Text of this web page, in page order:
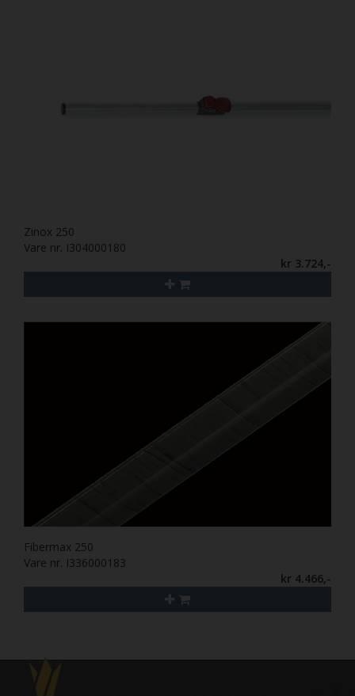
Zinox 250
Vare nr. I304000180
kr 3.724,-
Fibermax 250
Vare nr. I336000183
kr 4.466,-